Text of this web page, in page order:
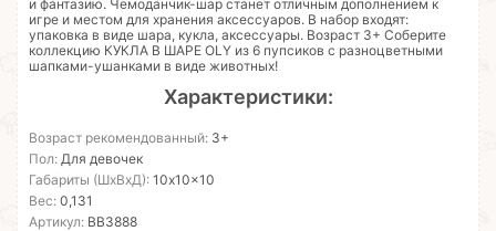
и фантазию. Чемоданчик-шар станет отличным дополнением к
игре и местом для хранения аксессуаров. В набор входят:
упаковка в виде шара, кукла, аксессуары. Возраст 3+ Соберите
коллекцию КУКЛА В ШАРЕ OLY из 6 пупсиков с разноцветными
шапками-ушанками в виде животных!
Характеристики:
Возраст рекомендованный: 3+
Пол: Для девочек
Габариты (ШхВхД): 10x10x10
Вес: 0,131
Артикул: ВВ3888